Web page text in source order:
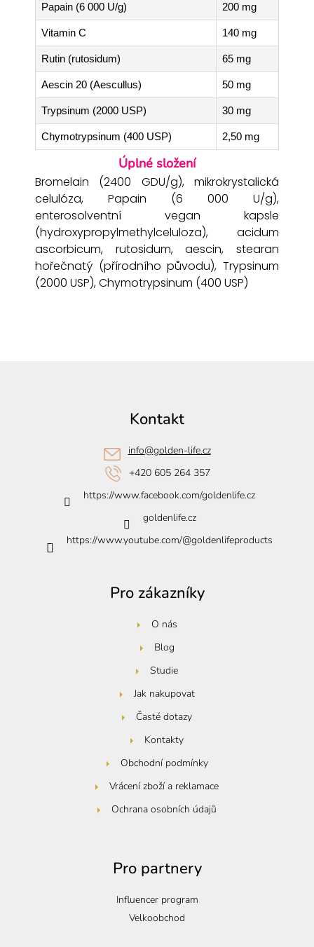
Papain (6 000 U/g) 200 mg
Vitamin C 140 mg
Rutin (rutosidum) 65 mg
Aescin 20 (Aescullus) 50 mg
Trypsinum (2000 USP) 30 mg
Chymotrypsinum (400 USP) 2,50 mg
Úplné složení
Bromelain (2400 GDU/g), mikrokrystalická
celulóza, Papain (6 000 U/g),
enterosolventní vegan kapsle
(hydroxypropylmethylceluloza), acidum
ascorbicum, rutosidum, aescin, stearan
hořečnatý (přírodního původu), Trypsinum
(2000 USP), Chymotrypsinum (400 USP)
Pro zákazníky
O nás
Blog
Studie
Jak nakupovat
Časté dotazy
Kontakty
Obchodní podmínky
Vrácení zboží a reklamace
Ochrana osobních údajů
Pro partnery
Influencer program
Velkoobchod
Kontakt
info@golden-life.cz
+420 605 264 357
https://www.facebook.com/goldenlife.cz
goldenlife.cz
https://www.youtube.com/@goldenlifeproducts